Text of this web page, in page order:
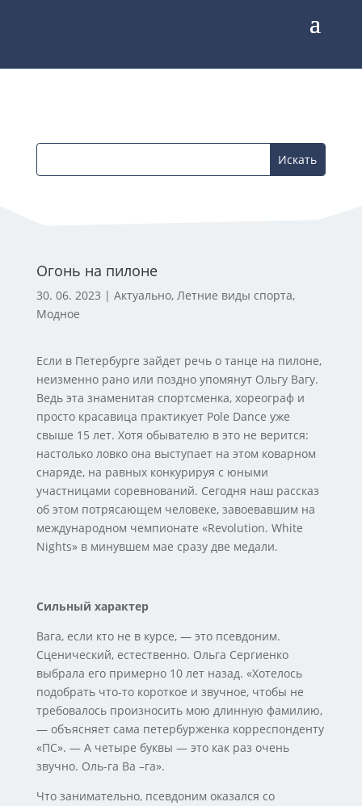
Огонь на пилоне
30. 06. 2023 | Актуально, Летние виды спорта,
Модное
Если в Петербурге зайдет речь о танце на пилоне,
неизменно рано или поздно упомянут Ольгу Вагу.
Ведь эта знаменитая спортсменка, хореограф и
просто красавица практикует Pole Dance уже
свыше 15 лет. Хотя обывателю в это не верится:
настолько ловко она выступает на этом коварном
снаряде, на равных конкурируя с юными
участницами соревнований. Сегодня наш рассказ
об этом потрясающем человеке, завоевавшим на
международном чемпионате «Revolution. White
Nights» в минувшем мае сразу две медали.
Сильный характер
Вага, если кто не в курсе, — это псевдоним.
Сценический, естественно. Ольга Сергиенко
выбрала его примерно 10 лет назад. «Хотелось
подобрать что-то короткое и звучное, чтобы не
требовалось произносить мою длинную фамилию,
— объясняет сама петербурженка корреспонденту
«ПС». — А четыре буквы — это как раз очень
звучно. Оль-га Ва –га».
Что занимательно, псевдоним оказался со